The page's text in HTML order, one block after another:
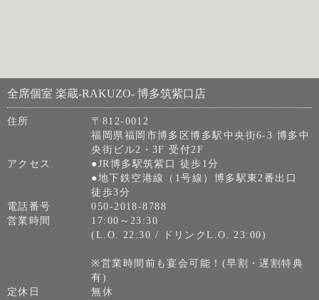
全席個室 楽蔵‐RAKUZO‐ 博多筑紫口店
住所
〒812-0012
福岡県福岡市博多区博多駅中央街6-3 博多中
央街ビル2・3F 受付2F
アクセス
●JR博多駅筑紫口 徒歩1分
●地下鉄空港線（1号線）博多駅東2番出口
徒歩3分
電話番号
050-2018-8788
営業時間
17:00～23:30
(L.O. 22:30 / ドリンクL.O. 23:00)
※営業時間前も宴会可能！(早割・遅割特典
有)
定休日
無休